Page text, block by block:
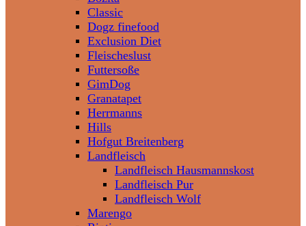
Classic
Dogz finefood
Exclusion Diet
Fleischeslust
Futtersoße
GimDog
Granatapet
Herrmanns
Hills
Hofgut Breitenberg
Landfleisch
Landfleisch Hausmannskost
Landfleisch Pur
Landfleisch Wolf
Marengo